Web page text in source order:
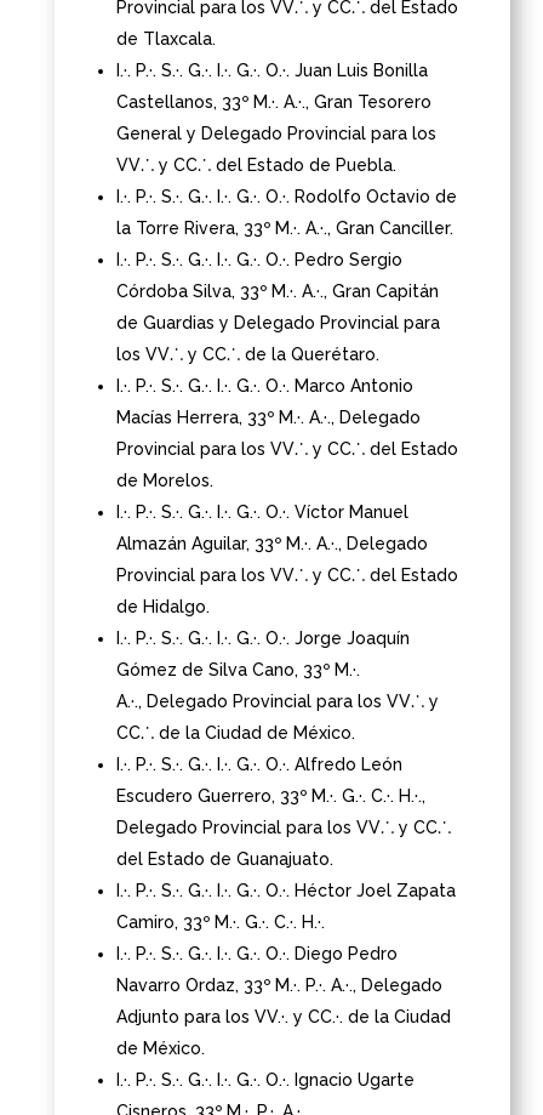
Provincial para los VV⸫ y CC⸫ del Estado
de Tlaxcala.
I.·. P.·. S.·. G.·. I.·. G.·. O.·. Juan Luis Bonilla
Castellanos, 33º M.·. A.·., Gran Tesorero
General y Delegado Provincial para los
VV⸫ y CC⸫ del Estado de Puebla.
I.·. P.·. S.·. G.·. I.·. G.·. O.·. Rodolfo Octavio de
la Torre Rivera, 33º M.·. A.·., Gran Canciller.
I.·. P.·. S.·. G.·. I.·. G.·. O.·. Pedro Sergio
Córdoba Silva, 33º M.·. A.·., Gran Capitán
de Guardias y Delegado Provincial para
los VV⸫ y CC⸫ de la Querétaro.
I.·. P.·. S.·. G.·. I.·. G.·. O.·. Marco Antonio
Macías Herrera, 33º M.·. A.·., Delegado
Provincial para los VV⸫ y CC⸫ del Estado
de Morelos.
I.·. P.·. S.·. G.·. I.·. G.·. O.·. Víctor Manuel
Almazán Aguilar, 33º M.·. A.·., Delegado
Provincial para los VV⸫ y CC⸫ del Estado
de Hidalgo.
I.·. P.·. S.·. G.·. I.·. G.·. O.·. Jorge Joaquín
Gómez de Silva Cano, 33º M.·.
A.·., Delegado Provincial para los VV⸫ y
CC⸫ de la Ciudad de México.
I.·. P.·. S.·. G.·. I.·. G.·. O.·. Alfredo León
Escudero Guerrero, 33º M.·. G.·. C.·. H.·.,
Delegado Provincial para los VV⸫ y CC⸫
del Estado de Guanajuato.
I.·. P.·. S.·. G.·. I.·. G.·. O.·. Héctor Joel Zapata
Camiro, 33º M.·. G.·. C.·. H.·.
I.·. P.·. S.·. G.·. I.·. G.·. O.·. Diego Pedro
Navarro Ordaz, 33º M.·. P.·. A.·., Delegado
Adjunto para los VV.·. y CC.·. de la Ciudad
de México.
I.·. P.·. S.·. G.·. I.·. G.·. O.·. Ignacio Ugarte